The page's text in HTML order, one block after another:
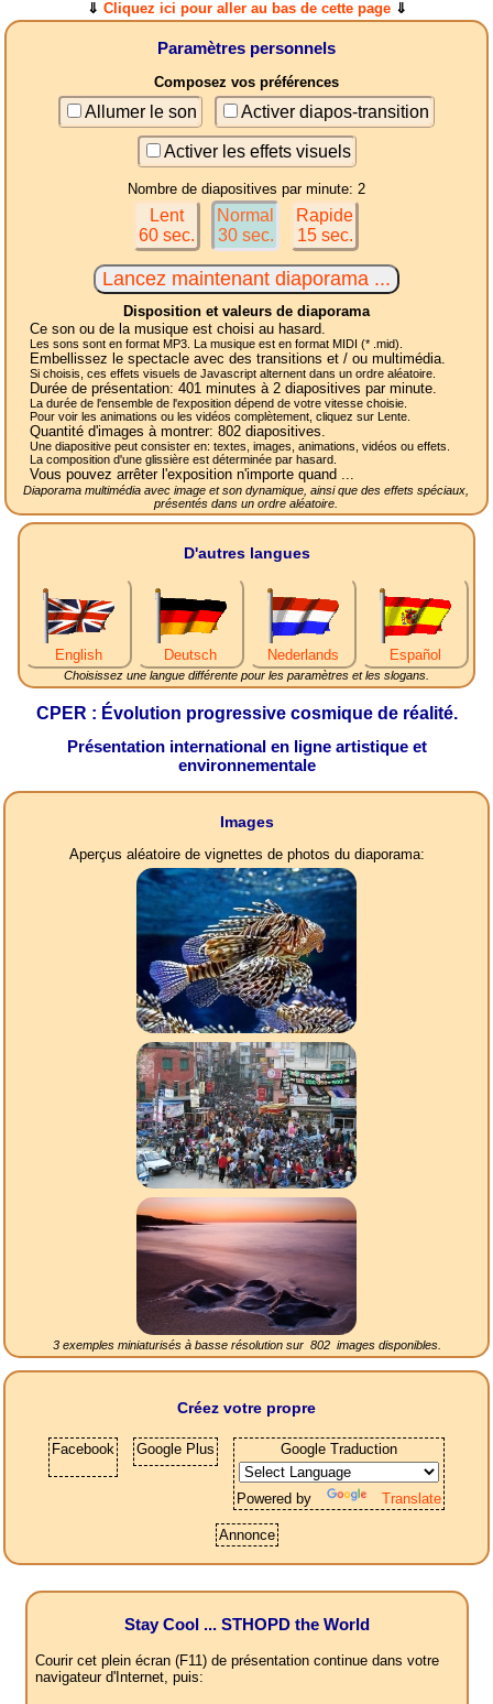
⇓ Cliquez ici pour aller au bas de cette page⇓
Paramètres personnels
Composez vos préférences
Allumer le son Activer diapos-transition
Activer les effets visuels
Nombre de diapositives par minute: 2
Lent
60 sec.
Normal
30 sec.
Rapide
15 sec.
Disposition et valeurs de diaporama
Ce son ou de la musique est choisi au hasard.
Les sons sont en format MP3. La musique est en format MIDI (* .mid).
Embellissez le spectacle avec des transitions et / ou multimédia.
Si choisis, ces effets visuels de Javascript alternent dans un ordre aléatoire.
Durée de présentation: 401 minutes à 2 diapositives par minute.
La durée de l'ensemble de l'exposition dépend de votre vitesse choisie.
Pour voir les animations ou les vidéos complètement, cliquez sur Lente.
Quantité d'images à montrer: 802diapositives.
Une diapositive peut consister en: textes, images, animations, vidéos ou effets.
La composition d'une glissière est déterminée par hasard.
Vous pouvez arrêter l'exposition n'importe quand ...
Diaporama multimédia avec image et son dynamique, ainsi que des effets spéciaux,
présentés dans un ordre aléatoire.
D'autres langues
English Deutsch Nederlands Español
Choisissez une langue différente pour les paramètres et les slogans.
CPER : Évolution progressive cosmique de réalité.
Présentation international en ligne artistique et
environnementale
Images
Aperçus aléatoire de vignettes de photos du diaporama:
3 exemples miniaturisés à basse résolution sur 802images disponibles.
Créez votre propre
Facebook Google Plus Google Traduction
Powered by Translate
Annonce
Stay Cool ... STHOPD the World
Courir cet plein écran (F11) de présentation continue dans votre
navigateur d'Internet, puis: